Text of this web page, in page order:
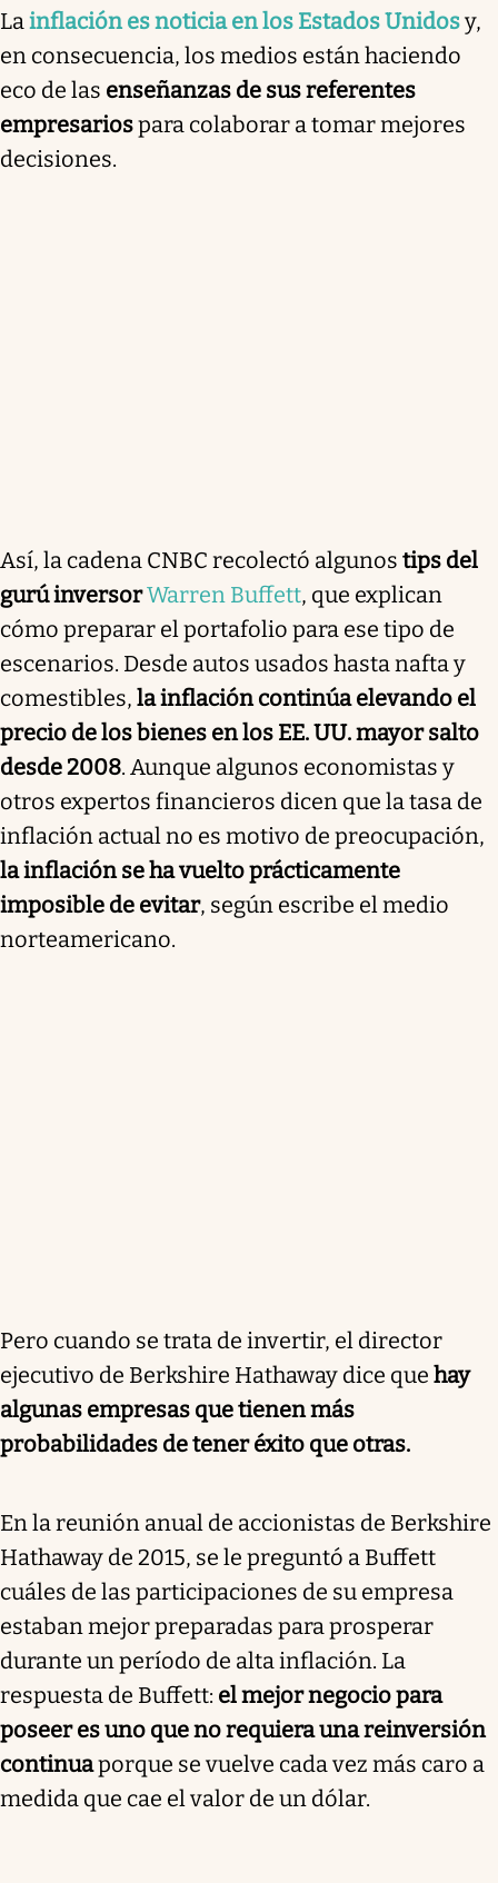
Lainflación es noticia en los Estados Unidosy,
en consecuencia, los medios están haciendo
eco de las enseñanzas de sus referentes
empresariospara colaborar a tomar mejores
decisiones.
Así, la cadena CNBC recolectó algunos tips del
gurú inversorWarren Buffett, que explican
cómo preparar el portafolio para ese tipo de
escenarios. Desde autos usados hasta nafta y
comestibles, la inflación continúa elevando el
precio de los bienes en los EE. UU. mayor salto
desde 2008. Aunque algunos economistas y
otros expertos financieros dicen que la tasa de
inflación actual no es motivo de preocupación,
la inflación se ha vuelto prácticamente
imposible de evitar, según escribe el medio
norteamericano.
Pero cuando se trata de invertir, el director
ejecutivo de Berkshire Hathaway dice que hay
algunas empresas que tienen más
probabilidades de tener éxito que otras.
En la reunión anual de accionistas de Berkshire
Hathaway de 2015, se le preguntó a Buffett
cuáles de las participaciones de su empresa
estaban mejor preparadas para prosperar
durante un período de alta inflación. La
respuesta de Buffett: el mejor negocio para
poseer es uno que no requiera una reinversión
continuaporque se vuelve cada vez más caro a
medida que cae el valor de un dólar.